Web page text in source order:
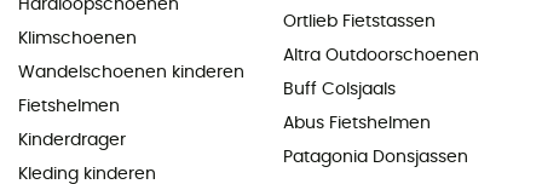
Hardloopschoenen
Klimschoenen
Wandelschoenen kinderen
Fietshelmen
Kinderdrager
Kleding kinderen
Ortlieb Fietstassen
Altra Outdoorschoenen
Buff Colsjaals
Abus Fietshelmen
Patagonia Donsjassen